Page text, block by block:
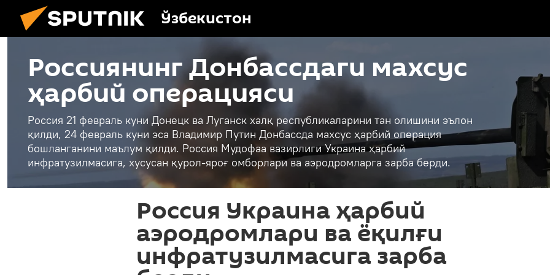
Ўзбекистон
Россиянинг Донбассдаги махсус
ҳарбий операцияси
Россия 21 февраль куни Донецк ва Луганск халқ республикаларини тан олишини эълон
қилди, 24 февраль куни эса Владимир Путин Донбассда махсус ҳарбий операция
бошланганини маълум қилди. Россия Мудофаа вазирлиги Украина ҳарбий
инфратузилмасига, хусусан қурол-яроғ омборлари ва аэродромларга зарба берди.
Россия Украина ҳарбий
аэродромлари ва ёқилғи
инфратузилмасига зарба